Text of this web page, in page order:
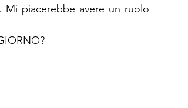
piacerebbe avere un ruolo